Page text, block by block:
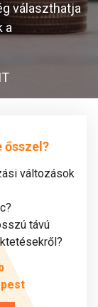
választhatja
a
ősszel?
változások
távú